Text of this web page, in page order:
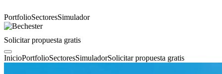
PortfolioSectoresSimulador
Solicitar propuesta gratis
InicioPortfolioSectoresSimuladorSolicitar propuesta gratis